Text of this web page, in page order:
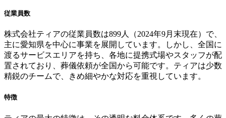
従業員数
株式会社ティアの従業員数は899人（2024年9月末現在）で、
主に愛知県を中心に事業を展開しています。しかし、全国に
渡るサービスエリアを持ち、各地に提携式場やスタッフが配
置されており、葬儀依頼が全国から可能です。ティアは少数
精鋭のチームで、きめ細やかな対応を重視しています。
特徴